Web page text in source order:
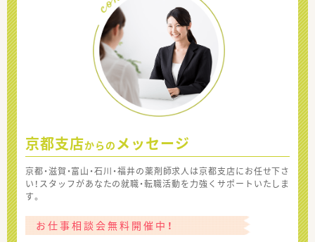
京都支店からの メッセージ
京都・滋賀・富山・石川・福井の薬剤師求人は京都支店にお任せ下さ
い！スタッフがあなたの就職・転職活動を力強くサポートいたしま
す。
お仕事相談会無料開催中！